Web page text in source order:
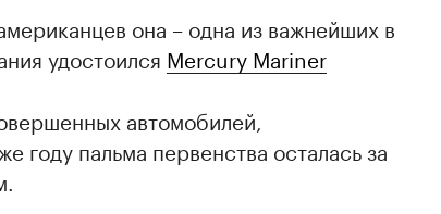
она – одна из важнейших в
удостоился Mercury Mariner
автомобилей,
пальма первенства осталась за